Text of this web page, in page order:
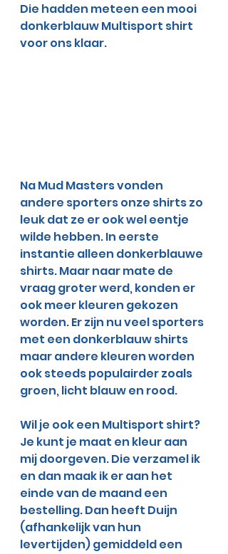
Die hadden meteen een mooi
donkerblauw Multisport shirt
voor ons klaar.
Na Mud Masters vonden
andere sporters onze shirts zo
leuk dat ze er ook wel eentje
wilde hebben. In eerste
instantie alleen donkerblauwe
shirts. Maar naar mate de
vraag groter werd, konden er
ook meer kleuren gekozen
worden. Er zijn nu veel sporters
met een donkerblauw shirts
maar andere kleuren worden
ook steeds populairder zoals
groen, licht blauw en rood.
Wil je ook een Multisport shirt?
Je kunt je maat en kleur aan
mij doorgeven. Die verzamel ik
en dan maak ik er aan het
einde van de maand een
bestelling. Dan heeft Duijn
(afhankelijk van hun
levertijden) gemiddeld een